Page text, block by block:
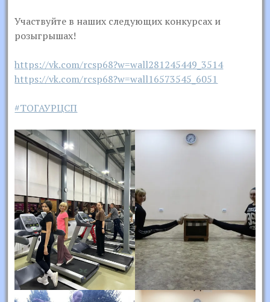
Участвуйте в наших следующих конкурсах и
розыгрышах!
https://vk.com/rcsp68?w=wall281245449_3514
https://vk.com/rcsp68?w=wall16573545_6051
#ТОГАУРЦСП